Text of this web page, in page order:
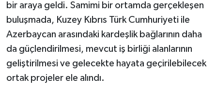
bir araya geldi. Samimi bir ortamda gerçekleşen
buluşmada, Kuzey Kıbrıs Türk Cumhuriyeti ile
Azerbaycan arasındaki kardeşlik bağlarının daha
da güçlendirilmesi, mevcut iş birliği alanlarının
geliştirilmesi ve gelecekte hayata geçirilebilecek
ortak projeler ele alındı.